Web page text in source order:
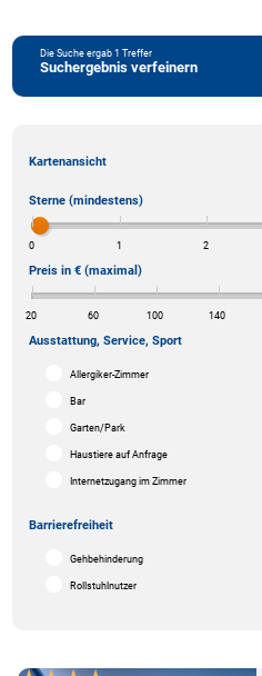
Die Suche ergab1 Treffer
Suchergebnis verfeinern
Kartenansicht
Sterne (mindestens)
0 1 2
Preis in € (maximal)
20 60 100 140
Ausstattung, Service, Sport
Allergiker-Zimmer
Bar
Garten/Park
Haustiere auf Anfrage
Internetzugang im Zimmer
Barrierefreiheit
Gehbehinderung
Rollstuhlnutzer